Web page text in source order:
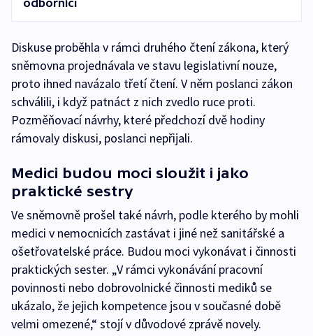
odborníci
Diskuse proběhla v rámci druhého čtení zákona, který
sněmovna projednávala ve stavu legislativní nouze,
proto ihned navázalo třetí čtení. V něm poslanci zákon
schválili, i když patnáct z nich zvedlo ruce proti.
Pozměňovací návrhy, které předchozí dvě hodiny
rámovaly diskusi, poslanci nepřijali.
Medici budou moci sloužit i jako
praktické sestry
Ve sněmovně prošel také návrh, podle kterého by mohli
medici v nemocnicích zastávat i jiné než sanitářské a
ošetřovatelské práce. Budou moci vykonávat i činnosti
praktických sester. „V rámci vykonávání pracovní
povinnosti nebo dobrovolnické činnosti mediků se
ukázalo, že jejich kompetence jsou v současné době
velmi omezené,“ stojí v důvodové zprávě novely.